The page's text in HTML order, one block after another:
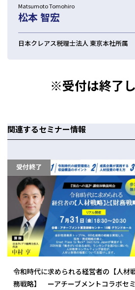
Matsumoto Tomohiro
松本 智宏
日本クレアス税理士法人 東京本社所属
※受付は終了し
関連するセミナー情報
受付終了
令和時代に求められる経営者の【人材
務戦略】 ーアチーブメントコラボセ